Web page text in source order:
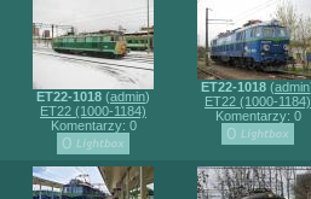
ET22-1018 (admin)
ET22 (1000-1184)
Komentarzy: 0
ET22-1018 (admin
ET22 (1000-1184)
Komentarzy: 0